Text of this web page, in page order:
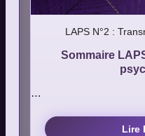
LAPS N°2 :
Sommaire
…
Lire